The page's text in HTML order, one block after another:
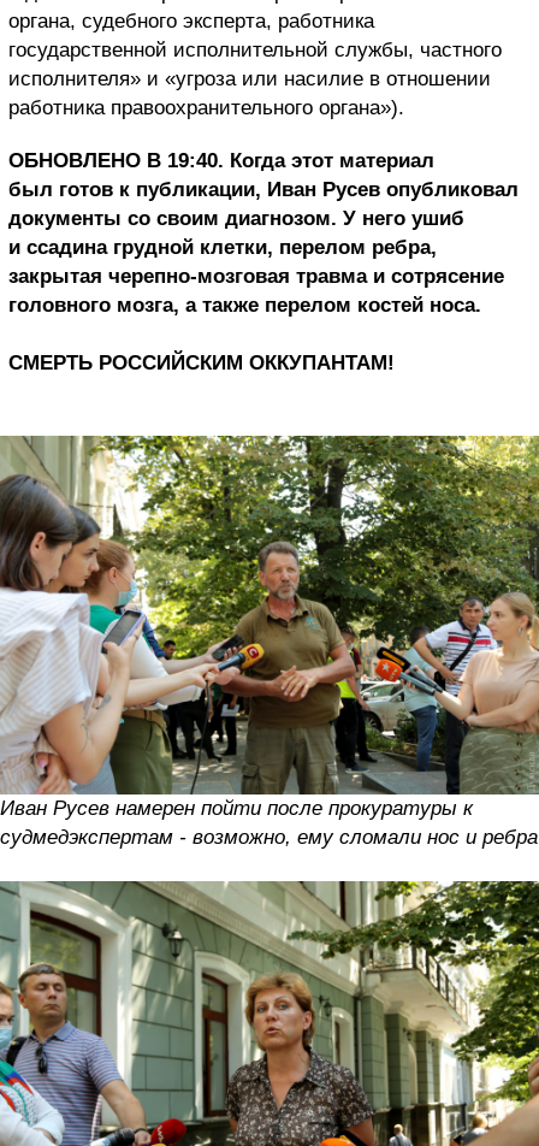
органа, судебного эксперта, работника
государственной исполнительной службы, частного
исполнителя» и «угроза или насилие в отношении
работника правоохранительного органа»).
ОБНОВЛЕНО В 19:40. Когда этот материал
был готов к публикации, Иван Русев опубликовал
документы со своим диагнозом. У него ушиб
и ссадина грудной клетки, перелом ребра,
закрытая черепно-мозговая травма и сотрясение
головного мозга, а также перелом костей носа.
СМЕРТЬ РОССИЙСКИМ ОККУПАНТАМ!
Иван Русев намерен пойти после прокуратуры к
судмедэкспертам - возможно, ему сломали нос и ребра